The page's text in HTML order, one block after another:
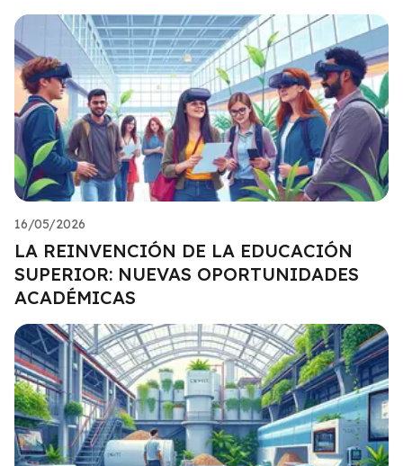
16/05/2026
LA REINVENCIÓN DE LA EDUCACIÓN
SUPERIOR: NUEVAS OPORTUNIDADES
ACADÉMICAS